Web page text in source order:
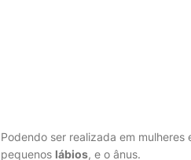
Podendo ser realizada em mulheres
pequenos lábios, e o ânus.